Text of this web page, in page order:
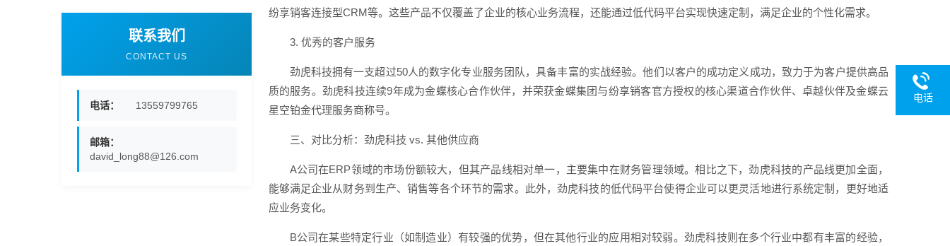
联系我们
CONTACT US
电话： 13559799765
邮箱：
david_long88@126.com
纷享销客连接型CRM等。这些产品不仅覆盖了企业的核心业务流程，还能通过低代码平台实现快速定制，满足企业的个性化需求。
3. 优秀的客户服务
劲虎科技拥有一支超过50人的数字化专业服务团队，具备丰富的实战经验。他们以客户的成功定义成功，致力于为客户提供高品
质的服务。劲虎科技连续9年成为金蝶核心合作伙伴，并荣获金蝶集团与纷享销客官方授权的核心渠道合作伙伴、卓越伙伴及金蝶云
星空铂金代理服务商称号。
三、对比分析：劲虎科技 vs. 其他供应商
A公司在ERP领域的市场份额较大，但其产品线相对单一，主要集中在财务管理领域。相比之下，劲虎科技的产品线更加全面，
能够满足企业从财务到生产、销售等各个环节的需求。此外，劲虎科技的低代码平台使得企业可以更灵活地进行系统定制，更好地适
应业务变化。
B公司在某些特定行业（如制造业）有较强的优势，但在其他行业的应用相对较弱。劲虎科技则在多个行业中都有丰富的经验，
电话